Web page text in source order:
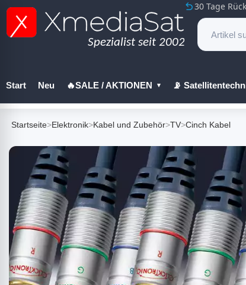
30 Tage
Start Neu 🔥SALE / AKTIONEN 📡
🔧 Werkzeug
Startseite>Elektronik>Kabel und Zubehör>TV>Cinch Kabel